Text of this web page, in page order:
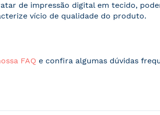
de impressão digital em tecido,
vício de qualidade do produto.
FAQ e confira algumas dúvidas